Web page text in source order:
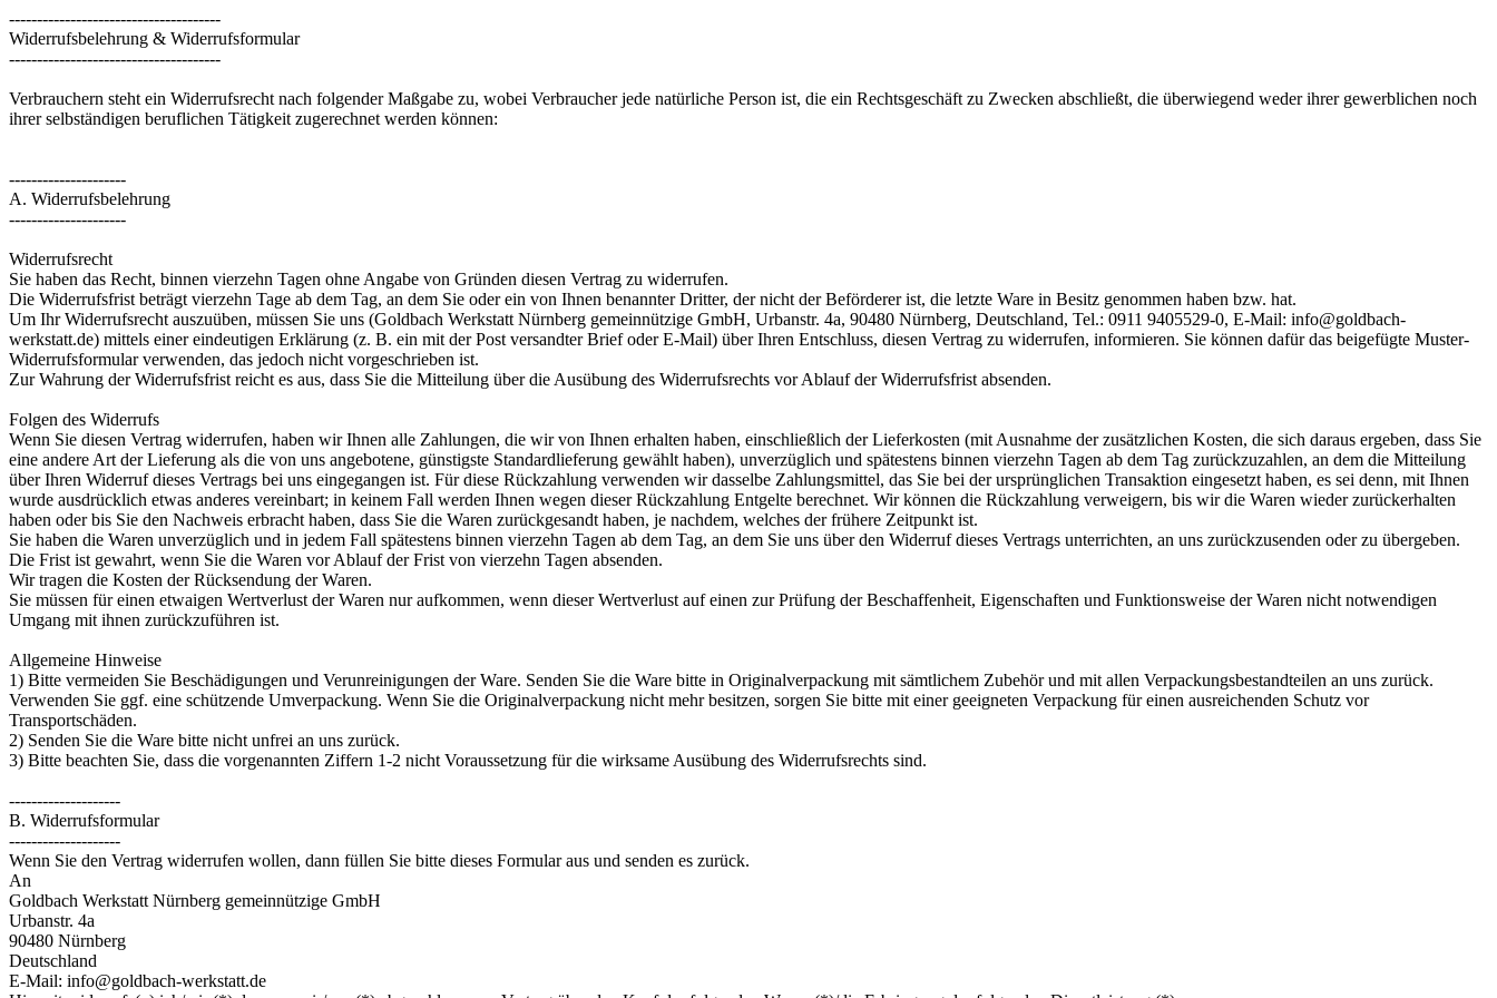
--------------------------------------
Widerrufsbelehrung & Widerrufsformular
--------------------------------------
Verbrauchern steht ein Widerrufsrecht nach folgender Maßgabe zu, wobei Verbraucher jede natürliche Person ist, die ein Rechtsgeschäft zu Zwecken abschließt, die überwiegend weder ihrer gewerblichen noch
ihrer selbständigen beruflichen Tätigkeit zugerechnet werden können:
---------------------
A. Widerrufsbelehrung
---------------------
Widerrufsrecht
Sie haben das Recht, binnen vierzehn Tagen ohne Angabe von Gründen diesen Vertrag zu widerrufen.
Die Widerrufsfrist beträgt vierzehn Tage ab dem Tag, an dem Sie oder ein von Ihnen benannter Dritter, der nicht der Beförderer ist, die letzte Ware in Besitz genommen haben bzw. hat.
Um Ihr Widerrufsrecht auszuüben, müssen Sie uns (Goldbach Werkstatt Nürnberg gemeinnützige GmbH, Urbanstr. 4a, 90480 Nürnberg, Deutschland, Tel.: 0911 9405529-0, E-Mail: info@goldbach-
werkstatt.de) mittels einer eindeutigen Erklärung (z. B. ein mit der Post versandter Brief oder E-Mail) über Ihren Entschluss, diesen Vertrag zu widerrufen, informieren. Sie können dafür das beigefügte Muster-
Widerrufsformular verwenden, das jedoch nicht vorgeschrieben ist.
Zur Wahrung der Widerrufsfrist reicht es aus, dass Sie die Mitteilung über die Ausübung des Widerrufsrechts vor Ablauf der Widerrufsfrist absenden.
Folgen des Widerrufs
Wenn Sie diesen Vertrag widerrufen, haben wir Ihnen alle Zahlungen, die wir von Ihnen erhalten haben, einschließlich der Lieferkosten (mit Ausnahme der zusätzlichen Kosten, die sich daraus ergeben, dass Sie
eine andere Art der Lieferung als die von uns angebotene, günstigste Standardlieferung gewählt haben), unverzüglich und spätestens binnen vierzehn Tagen ab dem Tag zurückzuzahlen, an dem die Mitteilung
über Ihren Widerruf dieses Vertrags bei uns eingegangen ist. Für diese Rückzahlung verwenden wir dasselbe Zahlungsmittel, das Sie bei der ursprünglichen Transaktion eingesetzt haben, es sei denn, mit Ihnen
wurde ausdrücklich etwas anderes vereinbart; in keinem Fall werden Ihnen wegen dieser Rückzahlung Entgelte berechnet. Wir können die Rückzahlung verweigern, bis wir die Waren wieder zurückerhalten
haben oder bis Sie den Nachweis erbracht haben, dass Sie die Waren zurückgesandt haben, je nachdem, welches der frühere Zeitpunkt ist.
Sie haben die Waren unverzüglich und in jedem Fall spätestens binnen vierzehn Tagen ab dem Tag, an dem Sie uns über den Widerruf dieses Vertrags unterrichten, an uns zurückzusenden oder zu übergeben.
Die Frist ist gewahrt, wenn Sie die Waren vor Ablauf der Frist von vierzehn Tagen absenden.
Wir tragen die Kosten der Rücksendung der Waren.
Sie müssen für einen etwaigen Wertverlust der Waren nur aufkommen, wenn dieser Wertverlust auf einen zur Prüfung der Beschaffenheit, Eigenschaften und Funktionsweise der Waren nicht notwendigen
Umgang mit ihnen zurückzuführen ist.
Allgemeine Hinweise
1) Bitte vermeiden Sie Beschädigungen und Verunreinigungen der Ware. Senden Sie die Ware bitte in Originalverpackung mit sämtlichem Zubehör und mit allen Verpackungsbestandteilen an uns zurück.
Verwenden Sie ggf. eine schützende Umverpackung. Wenn Sie die Originalverpackung nicht mehr besitzen, sorgen Sie bitte mit einer geeigneten Verpackung für einen ausreichenden Schutz vor
Transportschäden.
2) Senden Sie die Ware bitte nicht unfrei an uns zurück.
3) Bitte beachten Sie, dass die vorgenannten Ziffern 1-2 nicht Voraussetzung für die wirksame Ausübung des Widerrufsrechts sind.
--------------------
B. Widerrufsformular
--------------------
Wenn Sie den Vertrag widerrufen wollen, dann füllen Sie bitte dieses Formular aus und senden es zurück.
An
Goldbach Werkstatt Nürnberg gemeinnützige GmbH
Urbanstr. 4a
90480 Nürnberg
Deutschland
E-Mail: info@goldbach-werkstatt.de